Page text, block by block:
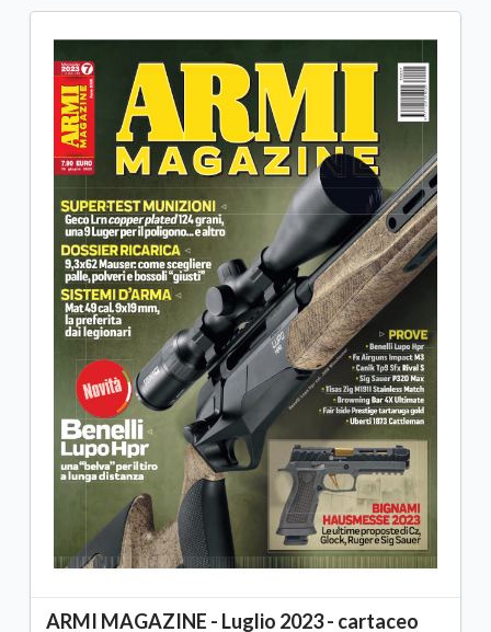
ARMI MAGAZINE - Luglio 2023 - cartaceo